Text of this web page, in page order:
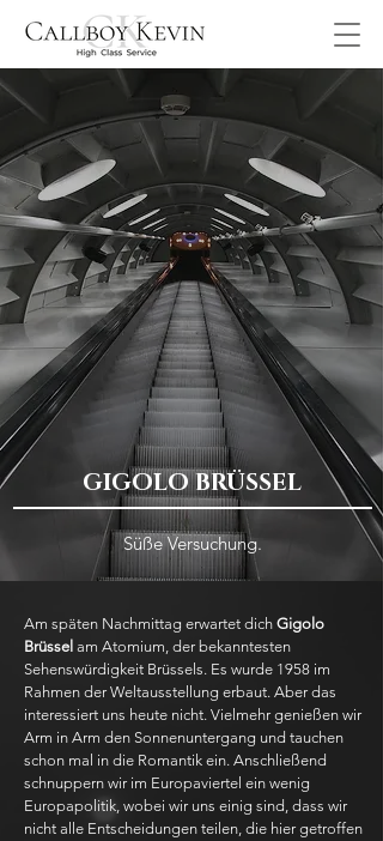
GIGOLO BRÜSSEL
Süße Versuchung.
Am späten Nachmittag erwartet dich Gigolo
Brüssel am Atomium, der bekanntesten
Sehenswürdigkeit Brüssels. Es wurde 1958 im
Rahmen der Weltausstellung erbaut. Aber das
interessiert uns heute nicht. Vielmehr genießen wir
Arm in Arm den Sonnenuntergang und tauchen
schon mal in die Romantik ein. Anschließend
schnuppern wir im Europaviertel ein wenig
Europapolitik, wobei wir uns einig sind, dass wir
nicht alle Entscheidungen teilen, die hier getroffen